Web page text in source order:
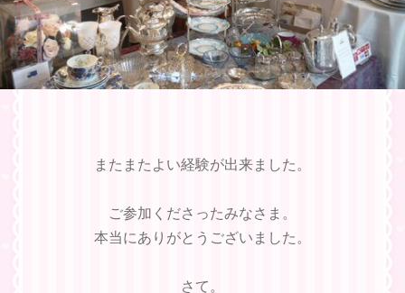
またまたよい経験が出来ました。
ご参加くださったみなさま。
本当にありがとうございました。
さて。